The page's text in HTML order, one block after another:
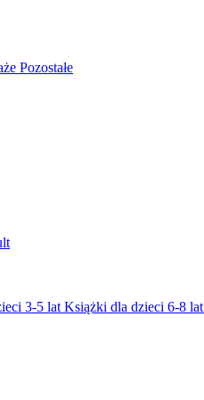
Pozostałe
3-5 lat Książki dla dzieci 6-8 lat